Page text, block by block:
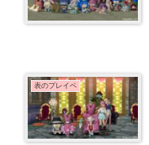
表のプレイベ